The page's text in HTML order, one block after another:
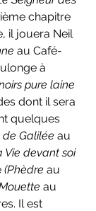
chapitre
il jouera Neil
au Café-
à
pure laine
dont il sera
quelques
de Galilée au
Vie devant soi
(Phèdre au
au
Il est